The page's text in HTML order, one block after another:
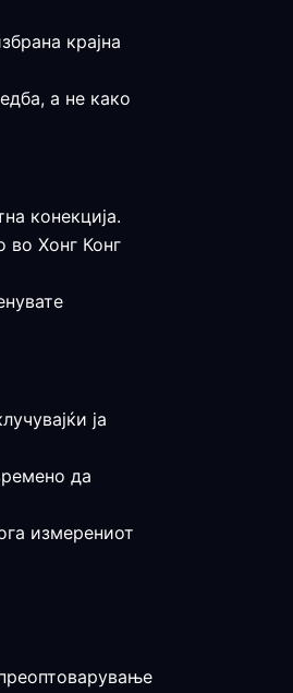
крајна
а не како
конекција.
во Хонг Конг
ја
да
измерениот